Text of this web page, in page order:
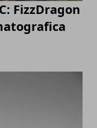
FizzDragon